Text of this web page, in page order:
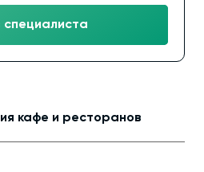
специалиста
кафе и ресторанов